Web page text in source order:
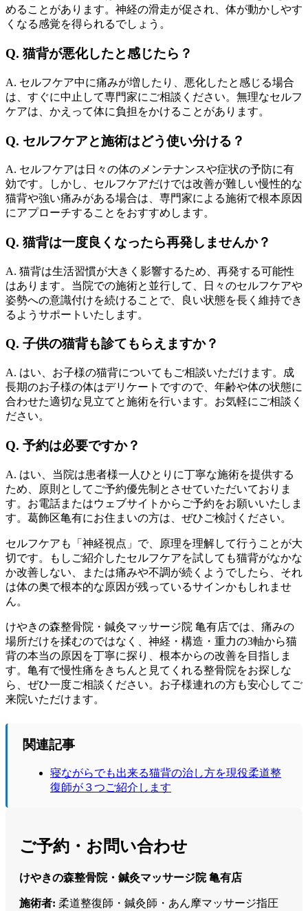
めることがあります。神経の滑走が促され、体が動かしやす
くなる感覚を得られるでしょう。
Q. 猫背が悪化したと感じたら？
A. セルフケア中に痛みが増したり、悪化したと感じる場合
は、すぐに中止して専門家にご相談ください。無理なセルフ
ケアは、かえって体に負担をかけることがあります。
Q. セルフケアと施術はどう使い分ける？
A. セルフケアは日々の体のメンテナンスや症状の予防に有
効です。しかし、セルフケアだけでは改善が難しい慢性的な
猫背や強い痛みがある場合は、専門家による施術で根本原因
にアプローチすることをおすすめします。
Q. 猫背は一度良くなったら再発しませんか？
A. 猫背は生活習慣が大きく影響するため、再発する可能性
はあります。当院での施術と並行して、日々のセルフケアや
姿勢への意識付けを続けることで、良い状態を長く維持でき
るようサポートいたします。
Q. 子供の猫背も診てもらえますか？
A. はい、お子様の猫背についてもご相談いただけます。成
長期のお子様の体はデリケートですので、年齢や体の状態に
合わせた適切な見立てと施術を行います。お気軽にご相談く
ださい。
Q. 予約は必要ですか？
A. はい、当院は患者様一人ひとりに丁寧な施術を提供する
ため、原則としてご予約優先制とさせていただいておりま
す。お電話またはウェブサイトからご予約をお願いいたしま
す。葛飾区亀有にお住まいの方は、ぜひご検討ください。
セルフケアも「神経視点」で、原理を理解して行うことが大
切です。もしご紹介したセルフケアを試しても猫背がなかな
か改善しない、または痛みや不調が続くようでしたら、それ
は体の奥で根本的な原因が残っているサインかもしれませ
ん。
けやきの森整骨院・鍼灸マッサージ院 亀有店では、痛みの
場所だけを揉むのではなく、神経・構造・重力の3軸から猫
背の本当の原因を丁寧に探り、根本からの改善を目指しま
す。亀有で慢性痛をきちんと見てくれる整骨院をお探しな
ら、ぜひ一度ご相談ください。お子様連れの方も安心してご
来院いただけます。
関連記事
寝ながらでも出来る猫背の治し方を現役柔道整
復師が３つご紹介します
ご予約・お問い合わせ
けやきの森整骨院・鍼灸マッサージ院 亀有店
施術者: 柔道整復師・鍼灸師・あん摩マッサージ指圧